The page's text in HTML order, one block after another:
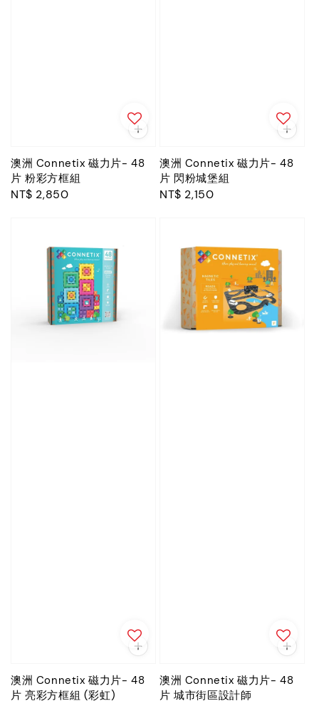
澳洲 Connetix 磁力片- 48
片 粉彩方框組
Regular
NT$ 2,850
澳洲 Connetix 磁力片- 48
片 閃粉城堡組
Regular
NT$ 2,150
澳洲 Connetix 磁力片- 48
片 亮彩方框組 (彩虹)
澳洲 Connetix 磁力片- 48
片 城市街區設計師